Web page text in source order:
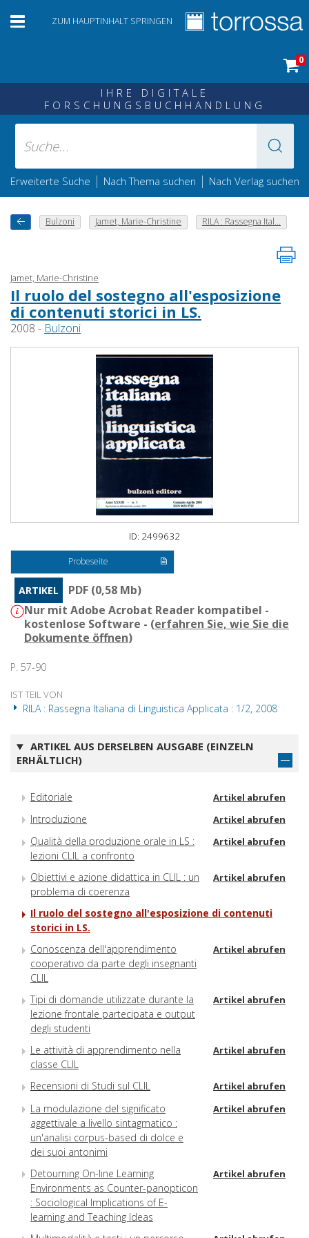
ZUM HAUPTINHALT SPRINGEN
0
IHRE DIGITALE
FORSCHUNGSBUCHHANDLUNG
Erweiterte Suche | Nach Thema suchen | Nach Verlag suchen
Bulzoni Jamet, Marie-Christine RILA : Rassegna Ital...
Jamet, Marie-Christine
Il ruolo del sostegno all'esposizione
di contenuti storici in LS.
2008 - Bulzoni
ID: 2499632
Probeseite
ARTIKEL
PDF (0,58 Mb)
Nur mit Adobe Acrobat Reader kompatibel -
kostenlose Software - (erfahren Sie, wie Sie die
Dokumente öffnen)
P. 57-90
IST TEIL VON
RILA : Rassegna Italiana di Linguistica Applicata : 1/2, 2008
ARTIKEL AUS DERSELBEN AUSGABE (EINZELN
ERHÄLTLICH)
Editoriale Artikel abrufen
Introduzione Artikel abrufen
Qualità della produzione orale in LS :
lezioni CLIL a confronto
Artikel abrufen
Obiettivi e azione didattica in CLIL : un
problema di coerenza
Artikel abrufen
Il ruolo del sostegno all'esposizione di contenuti
storici in LS.
Conoscenza dell'apprendimento
cooperativo da parte degli insegnanti
CLIL
Artikel abrufen
Tipi di domande utilizzate durante la
lezione frontale partecipata e output
degli studenti
Artikel abrufen
Le attività di apprendimento nella
classe CLIL
Artikel abrufen
Recensioni di Studi sul CLIL Artikel abrufen
La modulazione del significato
aggettivale a livello sintagmatico :
un'analisi corpus-based di dolce e
dei suoi antonimi
Artikel abrufen
Detourning On-line Learning
Environments as Counter-panopticon
: Sociological Implications of E-
learning and Teaching Ideas
Artikel abrufen